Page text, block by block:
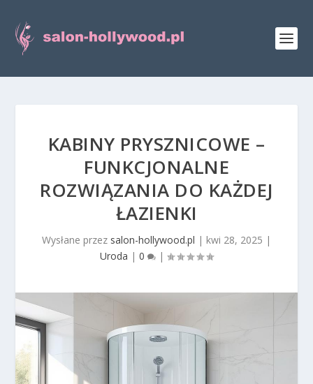
KABINY PRYSZNICOWE –
FUNKCJONALNE
ROZWIĄZANIA DO KAŻDEJ
ŁAZIENKI
Wysłane przez salon-hollywood.pl | kwi 28, 2025 |
Uroda | 0 |